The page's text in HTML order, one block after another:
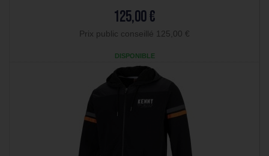
125,00 €
Prix public conseillé 125,00 €
DISPONIBLE